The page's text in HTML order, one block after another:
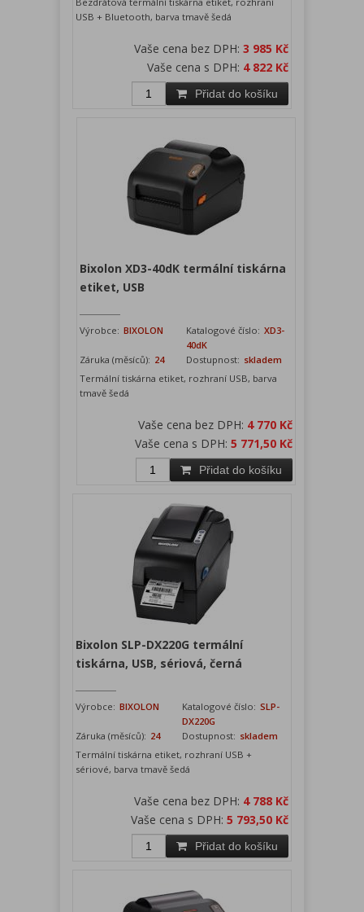
USB + Bluetooth, barva tmavě šedá
Vaše cena bez DPH: 3 985 Kč
Vaše cena s DPH: 4 822 Kč
Přidat do košíku
Bixolon XD3-40dK termální tiskárna
etiket, USB
Výrobce: BIXOLON Katalogové číslo: XD3-
40dK
Záruka (měsíců): 24 Dostupnost: skladem
Termální tiskárna etiket, rozhraní USB, barva
tmavě šedá
Vaše cena bez DPH: 4 770 Kč
Vaše cena s DPH:5 771,50 Kč
Přidat do košíku
Bixolon SLP-DX220G termální
tiskárna, USB, sériová, černá
Výrobce: BIXOLON Katalogové číslo: SLP-
DX220G
Záruka (měsíců): 24 Dostupnost: skladem
Termální tiskárna etiket, rozhraní USB +
sériové, barva tmavě šedá
Vaše cena bez DPH: 4 788 Kč
Vaše cena s DPH: 5 793,50 Kč
Přidat do košíku